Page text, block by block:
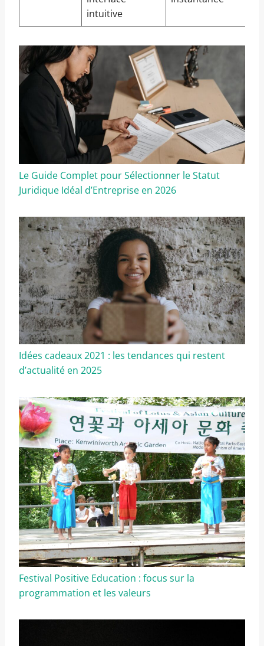
intuitive
Le Guide Complet pour Sélectionner le Statut
Juridique Idéal d’Entreprise en 2026
Idées cadeaux 2021 : les tendances qui restent
d’actualité en 2025
Festival Positive Education : focus sur la
programmation et les valeurs